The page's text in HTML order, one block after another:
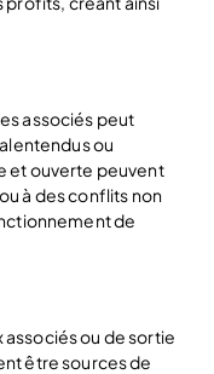
associés peut
ou
et ouverte peuvent
à des conflits non
de
ou de sortie
être sources de